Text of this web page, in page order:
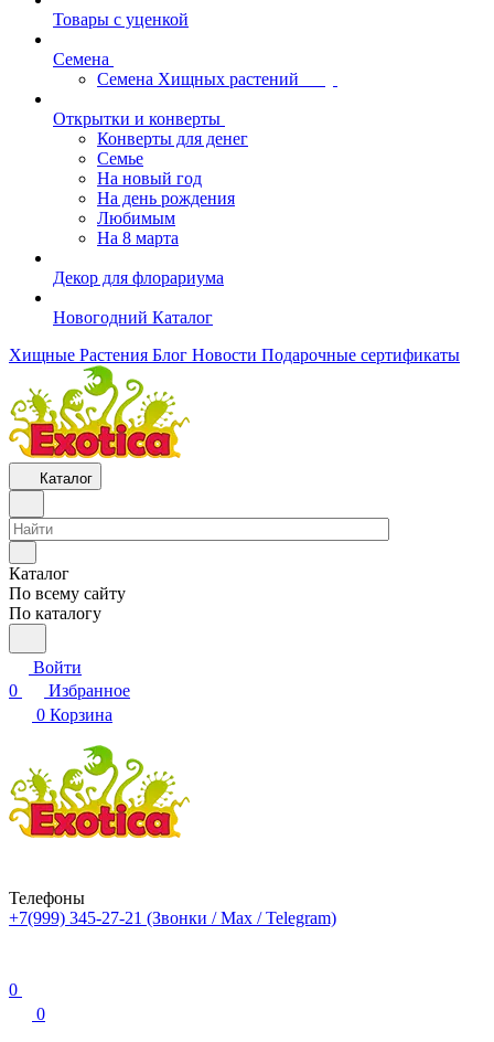
Товары с уценкой
Семена
Семена Хищных растений
Открытки и конверты
Конверты для денег
Семье
На новый год
На день рождения
Любимым
На 8 марта
Декор для флорариума
Новогодний Каталог
Хищные Растения Блог Новости Подарочные сертификаты
Каталог
Каталог
По всему сайту
По каталогу
Войти
0
Избранное
0 Корзина
Телефоны
+7(999) 345-27-21 (Звонки / Max / Telegram)
0
0